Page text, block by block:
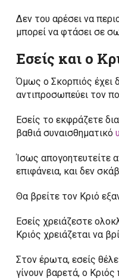
Δεν του αρέσει να
μπορεί να φτάσει σε
Εσείς και ο
Όμως ο Σκορπιός έχει
αντιπροσωπεύει τον
Εσείς το εκφράζετε
βαθιά συναισθηματικό
Ίσως απογοητευτείτε
επιφάνεια, και δεν
Θα βρείτε τον Κριό
Εσείς χρειάζεστε
Κριός χρειάζεται να
Στον έρωτα, εσείς
γίνουν βαρετά, ο